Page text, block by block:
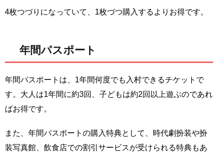
4枚つづりになっていて、1枚づつ購入するよりお得です。
年間パスポート
年間パスポートは、1年間何度でも入村できるチケットで
す。大人は1年間に約3回、子どもは約2回以上遊ぶのであれ
ばお得です。
また、年間パスポートの購入特典として、時代劇扮装や扮
装写真館、飲食店での割引サービスが受けられる特典もあ